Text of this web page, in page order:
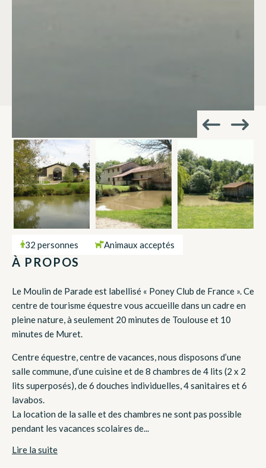
32 personnes Animaux acceptés
À PROPOS
Le Moulin de Parade est labellisé « Poney Club de France ». Ce
centre de tourisme équestre vous accueille dans un cadre en
pleine nature, à seulement 20 minutes de Toulouse et 10
minutes de Muret.
Centre équestre, centre de vacances, nous disposons d’une
salle commune, d’une cuisine et de 8 chambres de 4 lits (2 x 2
lits superposés), de 6 douches individuelles, 4 sanitaires et 6
lavabos.
La location de la salle et des chambres ne sont pas possible
pendant les vacances scolaires de...
Lire la suite